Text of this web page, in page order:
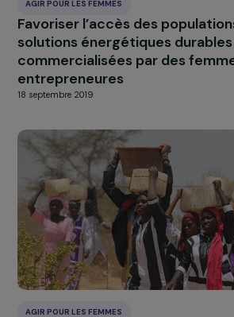
AGIR POUR LES FEMMES
Promouvoir
et valoriser leur rôle pour